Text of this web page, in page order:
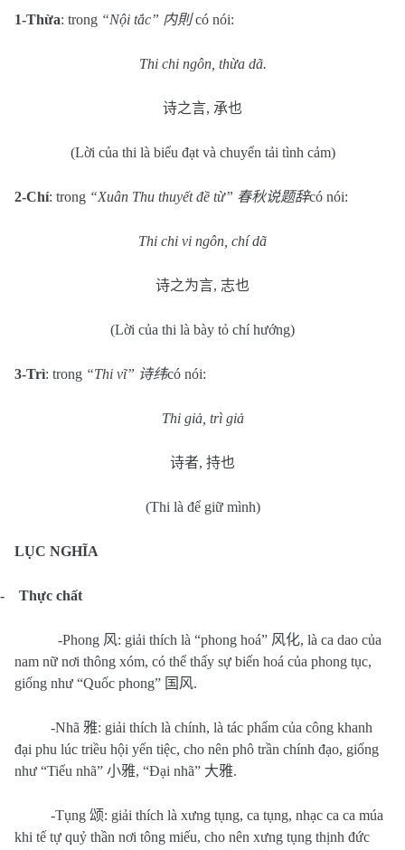
1-Thừa: trong “Nội tắc” 内則có nói:
Thi chi ngôn, thừa dã.
诗之言, 承也
(Lời của thi là biểu đạt và chuyển tải tình cảm)
2-Chí: trong “Xuân Thu thuyết đề từ” 春秋说题辞có nói:
Thi chi vi ngôn, chí dã
诗之为言, 志也
(Lời của thi là bày tỏ chí hướng)
3-Trì: trong “Thi vĩ” 诗纬có nói:
Thi giả, trì giả
诗者, 持也
(Thi là để giữ mình)
LỤC NGHĨA
Thực chất
-Phong 风: giải thích là “phong hoá” 风化, là ca dao của
nam nữ nơi thông xóm, có thể thấy sự biến hoá của phong tục,
giống như “Quốc phong” 国风.
-Nhã 雅: giải thích là chính, là tác phẩm của công khanh
đại phu lúc triều hội yến tiệc, cho nên phô trần chính đạo, giống
như “Tiểu nhã” 小雅, “Đại nhã” 大雅.
-Tụng 颂: giải thích là xưng tụng, ca tụng, nhạc ca ca múa
khi tế tự quỷ thần nơi tông miếu, cho nên xưng tụng thịnh đức